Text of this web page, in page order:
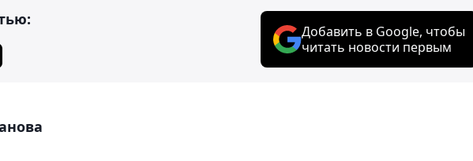
Добавить в Google, чтобы
читать новости первым